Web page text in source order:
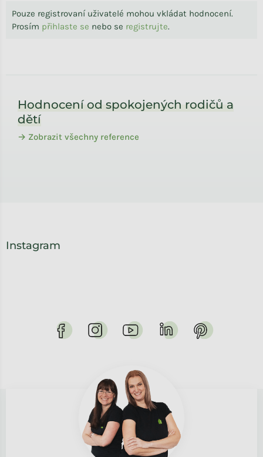
Pouze registrovaní uživatelé mohou vkládat hodnocení.
Prosím přihlaste se nebo se registrujte.
Hodnocení od spokojených rodičů a
dětí
→ Zobrazit všechny reference
Instagram